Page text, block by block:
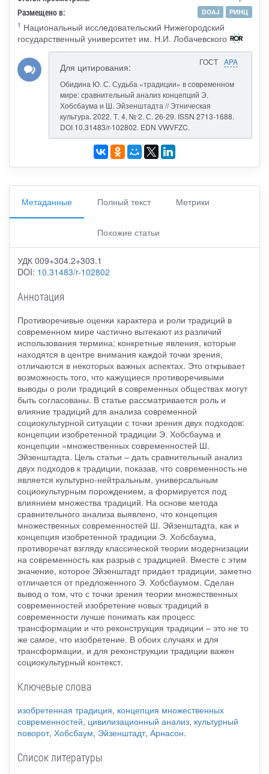
Размещено в: DOAJ
РИНЦ
1 Национальный исследовательский Нижегородский
государственный университет им. Н.И. Лобачевского
ГОСТ APA
Для цитирования:
Обидина Ю. С. Судьба «традиции» в современном
мире: сравнительный анализ концепций Э.
Хобсбаума и Ш. Эйзенштадта // Этническая
культура. 2022. Т. 4, № 2. С. 26-29. ISSN 2713-1688.
DOI 10.31483/r-102802. EDN VWVFZC.
Метаданные Полный текст Метрики
Похожие статьи
УДК 009+304.2+303.1
DOI: 10.31483/r-102802
Аннотация
Противоречивые оценки характера и роли традиций в
современном мире частично вытекают из различий
использования термина; конкретные явления, которые
находятся в центре внимания каждой точки зрения,
отличаются в некоторых важных аспектах. Это открывает
возможность того, что кажущиеся противоречивыми
выводы о роли традиций в современных обществах могут
быть согласованы. В статье рассматривается роль и
влияние традиций для анализа современной
социокультурной ситуации с точки зрения двух подходов:
концепции изобретенной традиции Э. Хобсбаума и
концепции «множественных современностей Ш.
Эйзенштадта. Цель статьи – дать сравнительный анализ
двух подходов к традиции, показав, что современность не
является культурно-нейтральным, универсальным
социокультурным порождением, а формируется под
влиянием множества традиций. На основе метода
сравнительного анализа выявлено, что концепция
множественных современностей Ш. Эйзенштадта, как и
концепция изобретенной традиции Э. Хобсбаума,
противоречат взгляду классической теории модернизации
на современность как разрыв с традицией. Вместе с этим
значение, которое Эйзенштадт придает традиции, заметно
отличается от предложенного Э. Хобсбаумом. Сделан
вывод о том, что с точки зрения теории множественных
современностей изобретение новых традиций в
современности лучше понимать как процесс
трансформации и что реконструкция традиции – это не то
же самое, что изобретение. В обоих случаях и для
трансформации, и для реконструкции традиции важен
социокультурный контекст.
Ключевые слова
изобретенная традиция, концепция множественных
современностей, цивилизационный анализ, культурный
поворот, Хобсбаум, Эйзенштадт, Арнасон.
Список литературы